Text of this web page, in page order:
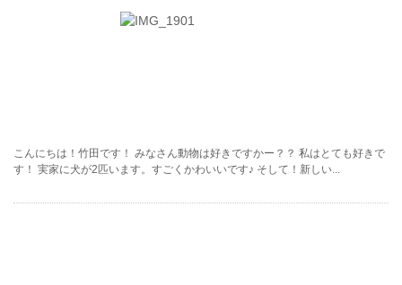
こんにちは！竹田です！ みなさん動物は好きですかー？？ 私はとても好きで
す！ 実家に犬が2匹います。すごくかわいいです♪ そして！新しい...